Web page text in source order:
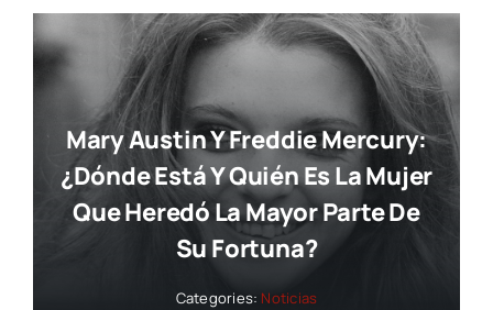
Mary Austin Y Freddie Mercury:
¿dónde Está Y Quién Es La Mujer
Que Heredó La Mayor Parte De
Su Fortuna?
Categories: Noticias